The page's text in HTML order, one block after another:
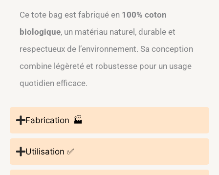
Ce tote bag est fabriqué en 100% coton
biologique, un matériau naturel, durable et
respectueux de l’environnement. Sa conception
combine légèreté et robustesse pour un usage
quotidien efficace.
Fabrication 🏭
Utilisation ✅